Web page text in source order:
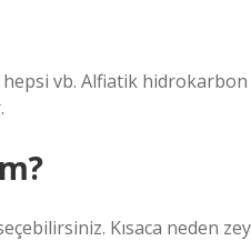
vb. Alfiatik hidrokarbon
Kısaca neden